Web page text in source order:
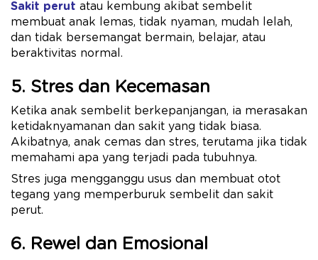
Sakit perut atau kembung akibat sembelit
membuat anak lemas, tidak nyaman, mudah lelah,
dan tidak bersemangat bermain, belajar, atau
beraktivitas normal.
5. Stres dan Kecemasan
Ketika anak sembelit berkepanjangan, ia merasakan
ketidaknyamanan dan sakit yang tidak biasa.
Akibatnya, anak cemas dan stres, terutama jika tidak
memahami apa yang terjadi pada tubuhnya.
Stres juga mengganggu usus dan membuat otot
tegang yang memperburuk sembelit dan sakit
perut.
6. Rewel dan Emosional